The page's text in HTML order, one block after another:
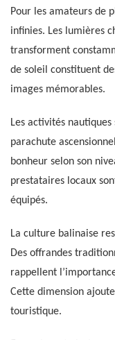
Pour les amateurs de
infinies. Les lumières
transforment
de soleil constituent
images mémorables.
Les activités
parachute
bonheur selon son
prestataires locaux
équipés.
La culture balinaise
Des offrandes
rappellent
Cette dimension
touristique.